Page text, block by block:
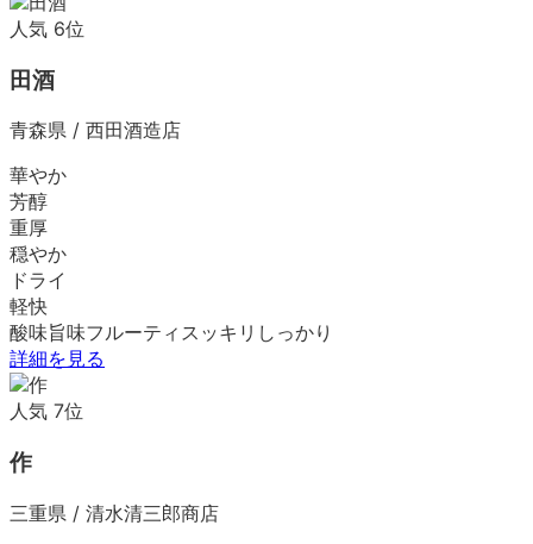
人気 6位
田酒
青森県 / 西田酒造店
華やか
芳醇
重厚
穏やか
ドライ
軽快
酸味旨味フルーティ スッキリ しっかり
詳細を見る
人気 7位
作
三重県 / 清水清三郎商店